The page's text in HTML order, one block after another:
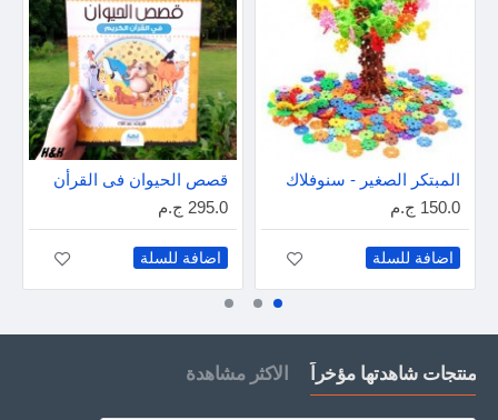
المبتكر الصغير - سنوفلاك
150.0 ج.م
اضافة للسلة
قصص الحيوان فى القرأن
295.0 ج.م
اضافة للسلة
منتجات شاهدتها مؤخراً الاكثر مشاهدة